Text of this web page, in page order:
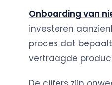
Onboarding van
investeren
proces dat
vertraagde